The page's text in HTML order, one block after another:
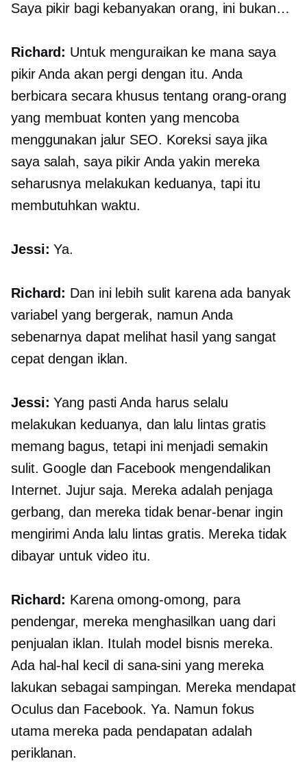
Saya pikir bagi kebanyakan orang, ini bukan…
Richard: Untuk menguraikan ke mana saya
pikir Anda akan pergi dengan itu. Anda
berbicara secara khusus tentang orang-orang
yang membuat konten yang mencoba
menggunakan jalur SEO. Koreksi saya jika
saya salah, saya pikir Anda yakin mereka
seharusnya melakukan keduanya, tapi itu
membutuhkan waktu.
Jessi: Ya.
Richard: Dan ini lebih sulit karena ada banyak
variabel yang bergerak, namun Anda
sebenarnya dapat melihat hasil yang sangat
cepat dengan iklan.
Jessi: Yang pasti Anda harus selalu
melakukan keduanya, dan lalu lintas gratis
memang bagus, tetapi ini menjadi semakin
sulit. Google dan Facebook mengendalikan
Internet. Jujur saja. Mereka adalah penjaga
gerbang, dan mereka tidak benar-benar ingin
mengirimi Anda lalu lintas gratis. Mereka tidak
dibayar untuk video itu.
Richard: Karena omong-omong, para
pendengar, mereka menghasilkan uang dari
penjualan iklan. Itulah model bisnis mereka.
Ada hal-hal kecil di sana-sini yang mereka
lakukan sebagai sampingan. Mereka mendapat
Oculus dan Facebook. Ya. Namun fokus
utama mereka pada pendapatan adalah
periklanan.